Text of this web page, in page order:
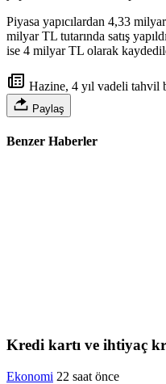
Piyasa yapıcılardan 4,33
milyar TL tutarında satış
ise 4 milyar TL olarak
Hazine, 4 yıl vadeli tahvil
Paylaş
Benzer Haberler
Kredi kartı ve ihtiyaç
Ekonomi 22 saat önce